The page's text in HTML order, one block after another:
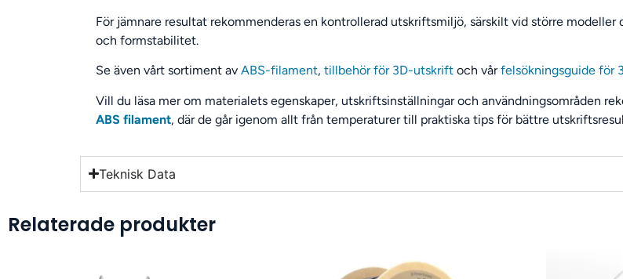
För jämnare resultat rekommenderas en kontrollerad utskriftsmiljö, särskilt vid större
och formstabilitet.
Se även vårt sortiment av ABS-filament, tillbehör för 3D-utskrift och vårfelsökningsguide för
Vill du läsa mer om materialets egenskaper, utskriftsinställningar och användningsområden
ABS filament, där de går igenom allt från temperaturer till praktiska tips för bättre
Teknisk Data
Relaterade produkter